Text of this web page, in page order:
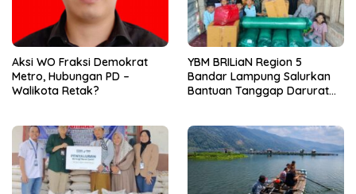
Aksi WO Fraksi Demokrat
Metro, Hubungan PD –
Walikota Retak?
YBM BRILiaN Region 5
Bandar Lampung Salurkan
Bantuan Tanggap Darurat